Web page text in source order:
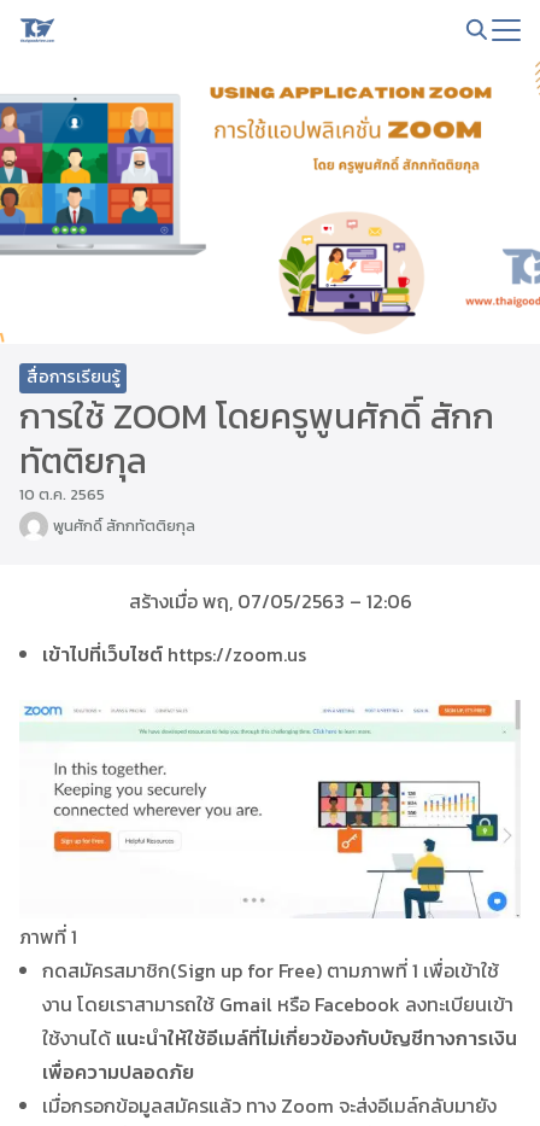
Skip
for:
สื่อการเรียนรู้
การใช้ ZOOM โดยครูพูนศักดิ์ สักก
ทัตติยกุล
10 ต.ค. 2565
พูนศักดิ์ สักกทัตติยกุล
สร้างเมื่อ พฤ, 07/05/2563 – 12:06
เข้าไปที่เว็บไซต์ https://zoom.us
ภาพที่ 1
กดสมัครสมาชิก(Sign up for Free) ตามภาพที่ 1 เพื่อเข้าใช้
งาน โดยเราสามารถใช้ Gmail หรือ Facebook ลงทะเบียนเข้า
ใช้งานได้ แนะนำให้ใช้อีเมล์ที่ไม่เกี่ยวข้องกับบัญชีทางการเงิน
เพื่อความปลอดภัย
เมื่อกรอกข้อมูลสมัครแล้ว ทาง Zoom จะส่งอีเมล์กลับมายัง